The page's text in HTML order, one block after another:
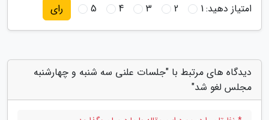
امتیاز دهید:1
2
3
4
5 رای
دیدگاه های مرتبط با "جلسات علنی سه شنبه و چهارشنبه
مجلس لغو شد"